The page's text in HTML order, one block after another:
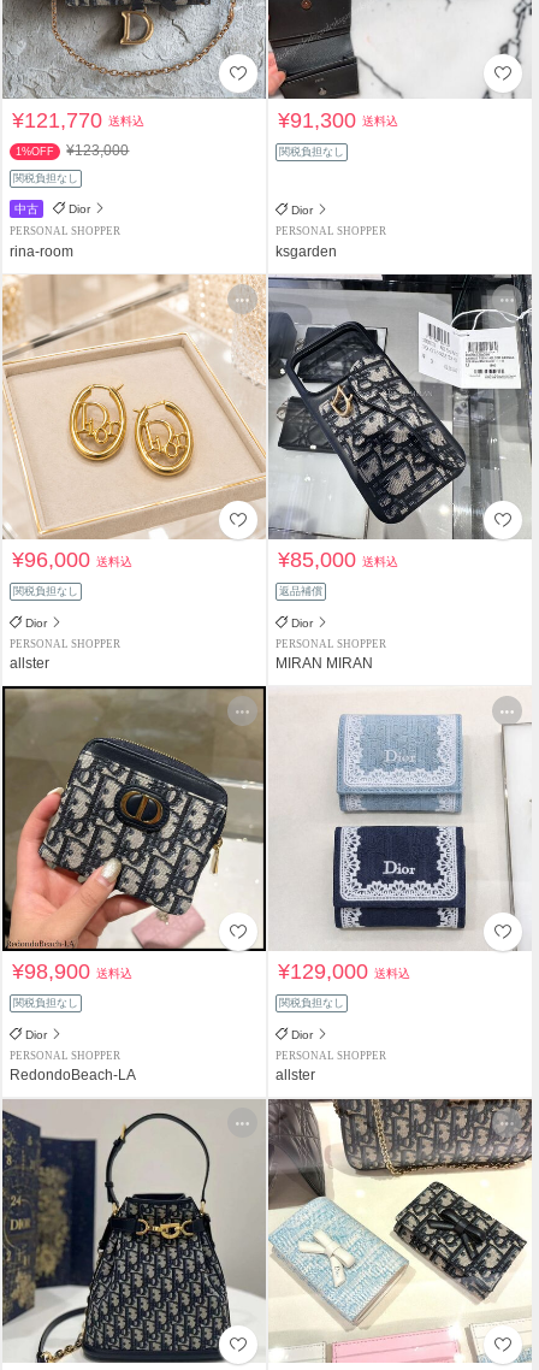
¥121,770送料込
1%OFF ¥123,000
関税負担なし
中古 Dior
PERSONAL SHOPPER
rina-room
¥91,300送料込
関税負担なし
Dior
PERSONAL SHOPPER
ksgarden
¥96,000送料込
関税負担なし
Dior
PERSONAL SHOPPER
allster
¥85,000送料込
返品補償
Dior
PERSONAL SHOPPER
MIRAN MIRAN
¥98,900送料込
関税負担なし
Dior
PERSONAL SHOPPER
RedondoBeach-LA
¥129,000送料込
関税負担なし
Dior
PERSONAL SHOPPER
allster